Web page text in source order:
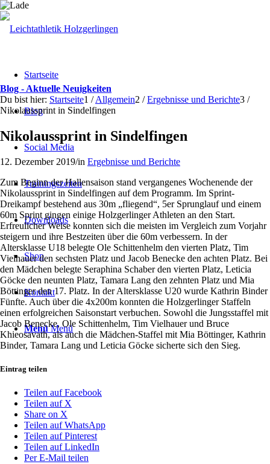
Startseite
Blog
Social Media
Trainingszeiten
Downloads
Shop
Kontakt
Menü Menü
Blog - Aktuelle Neuigkeiten
Du bist hier: Startseite1 / Allgemein2 / Ergebnisse und Berichte3 /
Nikolaussprint in Sindelfingen
Nikolaussprint in Sindelfingen
12. Dezember 2019/in Ergebnisse und Berichte
Zum Beginn der Hallensaison stand vergangenes Wochenende der
Nikolaussprint in Sindelfingen auf dem Programm. Im Sprint-
Dreikampf bestehend aus 30m „fliegend“, 5er Sprunglauf und einem
60m Sprint gingen einige Holzgerlinger Athleten an den Start.
Erfreulicher Weise konnten sich die meisten im Vergleich zum Vorjahr
steigern und ihre Bestzeiten über die 60m verbessern. In der
Altersklasse U18 belegte Ole Schittenhelm den vierten Platz, Tim
Vielhauer den sechsten Platz und Jacob Benecke den achten Platz. Bei
den Mädchen belegte Seraphina Schaber den vierten Platz, Leticia
Göcke den neunten Platz, Tamara Lang den zehnten Platz und Mia
Böttinger den 17. Platz. In der Altersklasse U20 wurde Kathrin Binder
Fünfte. Auch über die 4x200m konnten die Holzgerlinger Staffeln
einen erfolgreichen Saisonstart verbuchen. Sowohl die Jungsstaffel mit
Jacob Benecke, Ole Schittenhelm, Tim Vielhauer und Bruce
Khieosavath, als auch die Mädchen-Staffel mit Mia Böttinger, Kathrin
Binder, Tamara Lang und Leticia Göcke sicherte sich den Sieg.
Eintrag teilen
Teilen auf Facebook
Teilen auf X
Share on X
Teilen auf WhatsApp
Teilen auf Pinterest
Teilen auf LinkedIn
Per E-Mail teilen